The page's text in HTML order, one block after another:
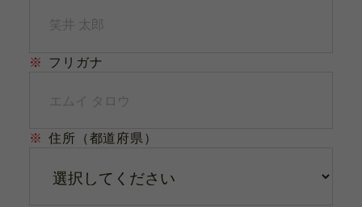
※ フリガナ
※ 住所（都道府県）